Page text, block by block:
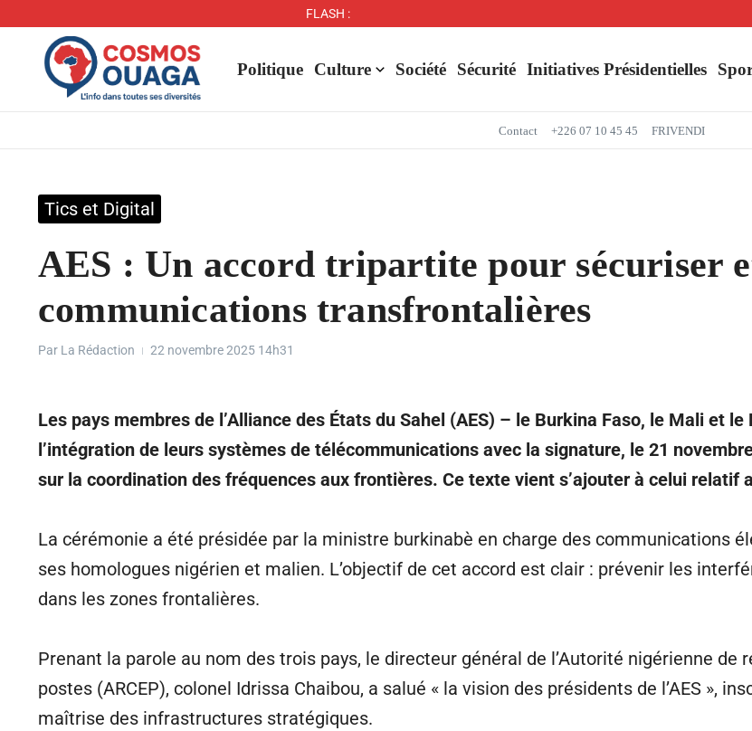
FLASH :
Mbappé entre dans l’histoire des Bleus
Politique Culture Société Sécurité Initiatives Présidentielles
Contact +226 07 10 45 45 FRIVENDI
Tics et Digital
AES : Un accord tripartite pour sécuriser
communications transfrontalières
Par La Rédaction 22 novembre 2025 14h31
Les pays membres de l’Alliance des États du Sahel (AES) – le Burkina Faso, le Mali et
l’intégration de leurs systèmes de télécommunications avec la signature, le 21
sur la coordination des fréquences aux frontières. Ce texte vient s’ajouter à celui relatif
La cérémonie a été présidée par la ministre burkinabè en charge des communications
ses homologues nigérien et malien. L’objectif de cet accord est clair : prévenir les
dans les zones frontalières.
Prenant la parole au nom des trois pays, le directeur général de l’Autorité nigérienne
postes (ARCEP), colonel Idrissa Chaibou, a salué « la vision des présidents de l’AES »,
maîtrise des infrastructures stratégiques.